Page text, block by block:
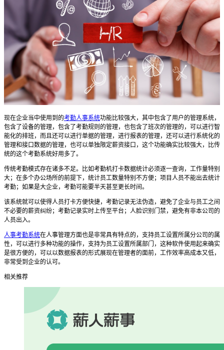
现在企业当中使用到的考勤人事系统功能比较强大，其中包含了用户的管理系统，
包含了设备的管理，包含了考勤规则的管理，也包含了班次的管理的，可以进行智
能化的排班，而且还可以进行单据的管理，进行报表的管理，还可以进行系统化的
管理和接口数据的管理，也可以单独限定薪资接口，这个功能确实比较强大，比传
统的这个考勤系统好用多了。
传统考勤模式存在诸多不足。比如考勤机打卡数据统计必须逐一查询，工作量特别
大；在多个办公场所的前提下，统计员工数量特别不方便；项目人员不能出去统计
考勤；如果是大企业，考勤可能要半天甚至更长时间。
该系统就可以使得人员打卡方便快捷，考勤记录无法伪造，避免了企业与员工之间
不必要的薪资纠纷；考勤记录实时上传至平台；人脸识别门禁，避免有非本公司的
人员出入。
人事考勤系统在人事管理方面也是非常具有特点的，支持员工设置所属分公司的属
性，可以进行多种功能的操作，支持为员工设置所属部门，这种软件使用起来确实
是很方便的，可以以数据报表的形式展现在管理者的面前，工作效率高成本又低，
非常受到企业的认可。
相关推荐